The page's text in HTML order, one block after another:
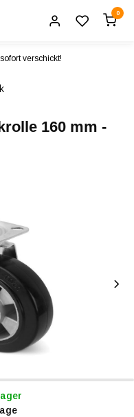
0
verschickt!
160 mm -